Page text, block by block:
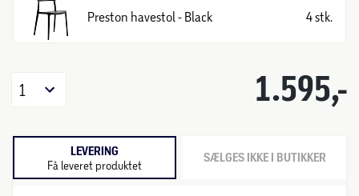
Preston havestol - Black 4 stk.
1.595,-
1
LEVERING
Få leveret produktet SÆLGES IKKE I BUTIKKER